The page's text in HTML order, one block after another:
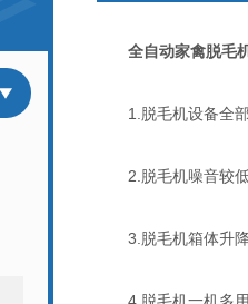
全自动家禽脱毛
1.脱毛机设备全部
2.脱毛机噪音较低
3.脱毛机箱体升降